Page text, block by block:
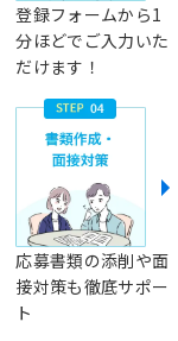
登録フォームから1
分ほどでご入力いた
だけます！
応募書類の添削や面
接対策も徹底サポー
ト